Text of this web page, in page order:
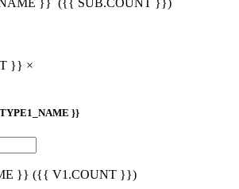
}} ({{ SUB.COUNT }})
}} ×
}}
}} ({{ V1.COUNT }})